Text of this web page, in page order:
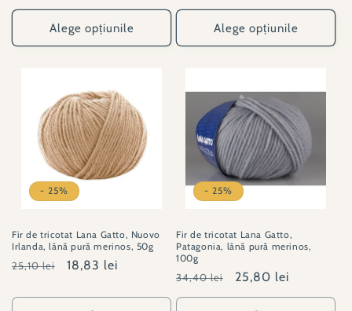
Alege opțiunile
obișnuit
redus
Alege opțiunile
- 25%
Fir de tricotat Lana Gatto, Nuovo
Irlanda, lână pură merinos, 50g
Preț
25,10 lei
Preț
18,83 lei
- 25%
Fir de tricotat Lana Gatto,
Patagonia, lână pură merinos,
100g
Preț
obișnuit
34,40 lei
Preț
redus
25,80 lei